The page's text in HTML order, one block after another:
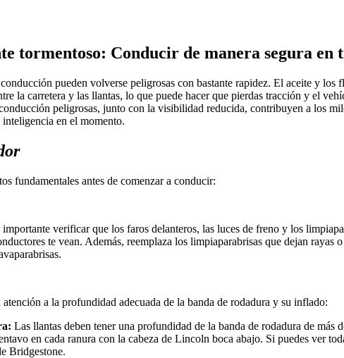
tormentoso: Conducir de manera segura en
pueden volverse peligrosas con bastante rapidez. El aceite y
la carretera y las llantas, lo que puede hacer que pierdas tracción y el
peligrosas, junto con la visibilidad reducida, contribuyen a los
en el momento.
fundamentales antes de comenzar a conducir:
verificar que los faros delanteros, las luces de freno y los
te vean. Además, reemplaza los limpiaparabrisas que dejan
a la profundidad adecuada de la banda de rodadura y su inflado:
Las llantas deben tener una profundidad de la banda de rodadura de
en cada ranura con la cabeza de Lincoln boca abajo. Si puedes ver
Bridgestone.